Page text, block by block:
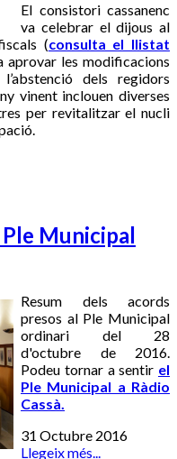
El consistori cassanenc
va celebrar el dijous al
(consulta el llistat
aprovar les modificacions
dels regidors
vinent inclouen diverses
per revitalitzar el nucli
Municipal
Resum dels acords
presos al Ple Municipal
ordinari del 28
d'octubre de 2016.
Podeu tornar a sentir el
Ple Municipal a Ràdio
Cassà.
31 Octubre 2016
Llegeix més...